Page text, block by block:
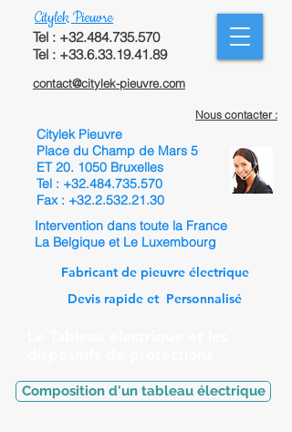
Citylek Pieuvre
Tel : +32.484.735.570
Tel : +33.6.33.19.41.89
contact@citylek-pieuvre.com
Nous contacter :
Citylek Pieuvre
Place du Champ de Mars 5
ET 20. 1050 Bruxelles
Tel : +32.484.735.570
Fax : +32.2.532.21.30
Intervention dans toute la France
La Belgique et Le Luxembourg
Fabricant de pieuvre électrique
Devis rapide et Personnalisé
Composition d'un tableau électrique